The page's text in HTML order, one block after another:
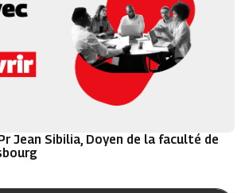
Jean Sibilia, Doyen de la faculté de